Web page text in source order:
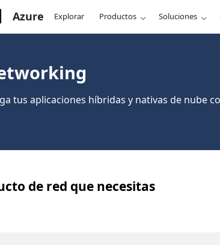
Azure Explorar Productos Soluciones
tus aplicaciones híbridas y nativas de nube
de red que necesitas